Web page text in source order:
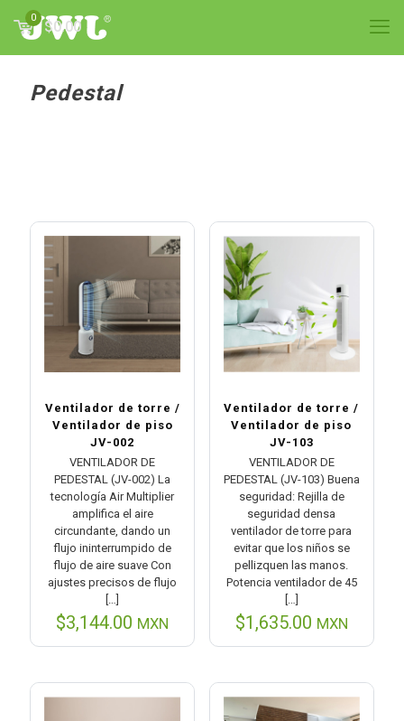
0
$0.00
Pedestal
Ventilador de torre /
Ventilador de piso
JV-002
VENTILADOR DE
PEDESTAL (JV-002) La
tecnología Air Multiplier
amplifica el aire
circundante, dando un
flujo ininterrumpido de
flujo de aire suave Con
ajustes precisos de flujo
[…]
$3,144.00 MXN
Ventilador de torre /
Ventilador de piso
JV-103
VENTILADOR DE
PEDESTAL (JV-103) Buena
seguridad: Rejilla de
seguridad densa
ventilador de torre para
evitar que los niños se
pellizquen las manos.
Potencia ventilador de 45
[…]
$1,635.00 MXN